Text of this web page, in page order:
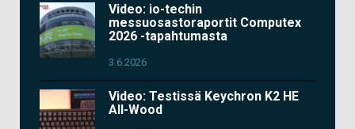
Video: io-techin
messuosastoraportit Computex
2026 -tapahtumasta
3.6.2026
Video: Testissä Keychron K2 HE
All-Wood